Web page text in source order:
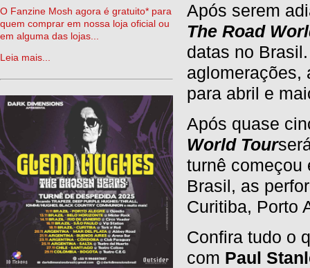
O Fanzine Mosh agora é gratuito* para
quem comprar em nossa loja oficial ou
em alguma das lojas...
Leia mais...
Após serem
The Road
datas no
aglomerações,
para abril e
Após quase
World Tour
turnê começou
Brasil, as
Curitiba, Porto
Confira tudo o
com Paul